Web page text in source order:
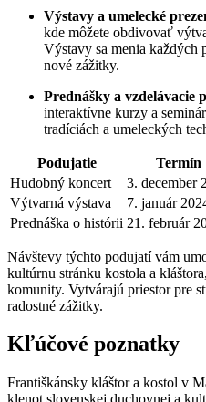
Výstavy a umelecké
kde môžete obdivovať
Výstavy sa menia každých
nové zážitky.
Prednášky a vzdelávacie
interaktívne kurzy a
tradíciách a umeleckých
Podujatie
Termín
Hudobný koncert
3. december
Výtvarná výstava
7. január
Prednáška o histórii 21. február
Návštevy týchto podujatí vám
kultúrnu stránku kostola a kláštora,
komunity. Vytvárajú priestor pre
radostné zážitky.
Kľúčové poznatky
Františkánsky kláštor a kostol v